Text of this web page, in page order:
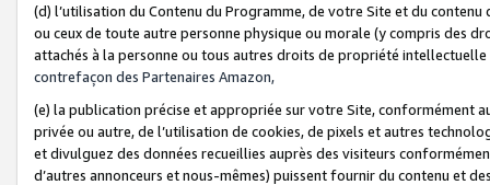
(d) l’utilisation du Contenu du Programme, de votre Site et du
ou ceux de toute autre personne physique ou morale (y compris des
attachés à la personne ou tous autres droits de propriété
contrefaçon des Partenaires Amazon,
(e) la publication précise et appropriée sur votre Site, conformément
privée ou autre, de l’utilisation de cookies, de pixels et autres
et divulguez des données recueillies auprès des visiteurs
d’autres annonceurs et nous-mêmes) puissent fournir du contenu et